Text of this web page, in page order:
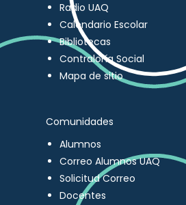
Radio UAQ
Calendario Escolar
Bibliotecas
Contraloría Social
Mapa de sitio
Comunidades
Alumnos
Correo Alumnos UAQ
Solicitud Correo
Docentes